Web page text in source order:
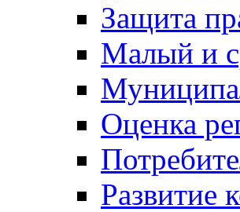
Защита
Малый и
Оценка
Развитие